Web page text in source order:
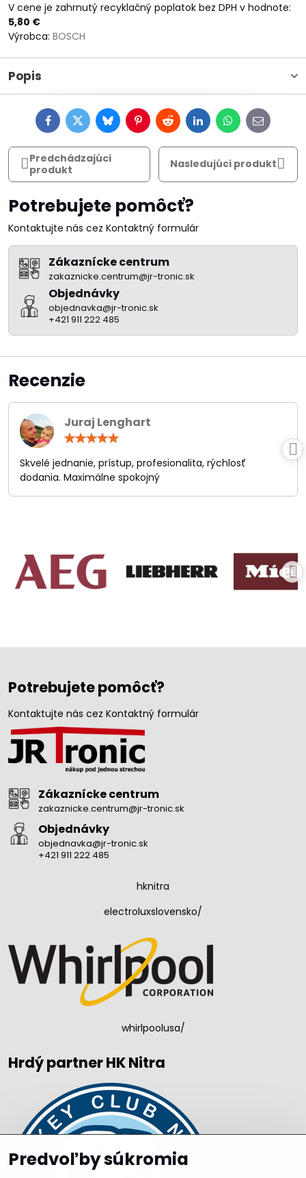
V cene je zahrnutý recyklačný poplatok bez DPH v hodnote:
5,80 €
Výrobca: BOSCH
Popis
FacebookTwitterBlueskyPinterestRedditLinkedInWhatsApp
E-
mail
Predchádzajúci
produkt
Nasledujúci produkt
Potrebujete pomôcť?
Kontaktujte nás cez Kontaktný formulár
Zákaznícke centrum
zakaznicke.centrum@jr-tronic.sk
Objednávky
objednavka@jr-tronic.sk
+421 911 222 485
Recenzie
Juraj Lenghart
/
5
Skvelé jednanie, prístup, profesionalita, rýchlosť
dodania. Maximálne spokojný
Potrebujete pomôcť?
Kontaktujte nás cez Kontaktný formulár
Zákaznícke centrum
zakaznicke.centrum@jr-tronic.sk
Objednávky
objednavka@jr-tronic.sk
+421 911 222 485
hknitra
electroluxslovensko/
whirlpoolusa/
Hrdý partner HK Nitra
Predvoľby súkromia